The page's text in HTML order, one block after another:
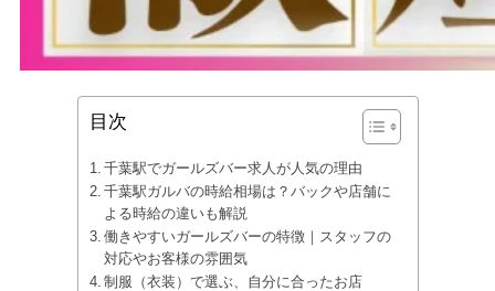
目次
千葉駅でガールズバー求人が人気の理由
千葉駅ガルバの時給相場は？バックや店舗に
よる時給の違いも解説
働きやすいガールズバーの特徴｜スタッフの
対応やお客様の雰囲気
制服（衣装）で選ぶ、自分に合ったお店